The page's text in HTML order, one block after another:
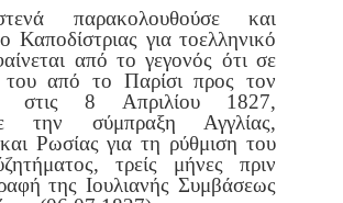
παρακολουθούσε και
Καποδίστριας για τοελληνικό
από το γεγονός ότι σε
του από το Παρίσι προς τον
στις 8 Απριλίου 1827,
την σύμπραξη Αγγλίας,
Ρωσίας για τη ρύθμιση του
ζητήματος, τρείς μήνες πριν
της Ιουλιανής Συμβάσεως